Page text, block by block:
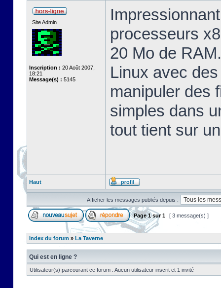
Site Admin
Inscription : 20 Août 2007,
18:21
Message(s) : 5145
processeurs
20 Mo de
Linux avec
manipuler des
simples dans
tout tient sur
Haut
Afficher les messages publiés depuis :
Page1sur1 [ 3 message(s) ]
Index du forum » La Taverne
Qui est en ligne ?
Utilisateur(s) parcourant ce forum : Aucun utilisateur inscrit et 1 invité